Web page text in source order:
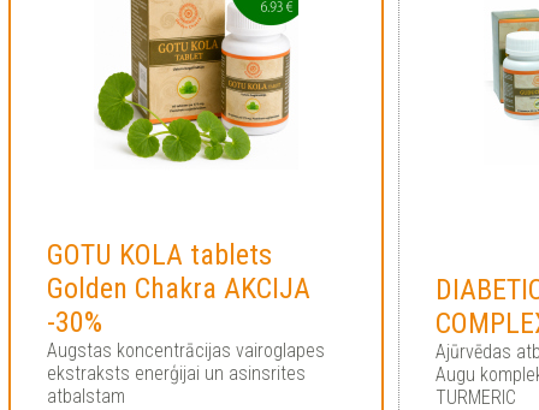
GOTU KOLA tablets
Golden Chakra AKCIJA
-30%
Augstas koncentrācijas vairoglapes
ekstraksts enerģijai un asinsrites
atbalstam
Ajūrvēdas
Augu
TURMERIC